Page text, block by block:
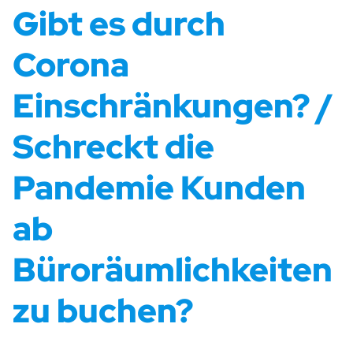
Gibt es durch
Corona
Einschränkungen? /
Schreckt die
Pandemie Kunden
ab
Büroräumlichkeiten
zu buchen?